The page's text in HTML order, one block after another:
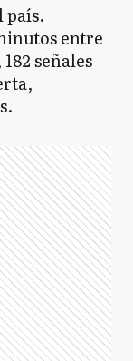
país.
entre
señales